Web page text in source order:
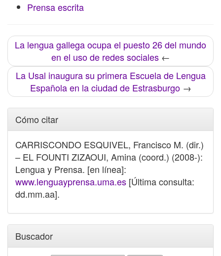
Prensa escrita
La lengua gallega ocupa el puesto 26 del mundo
en el uso de redes sociales←
La Usal inaugura su primera Escuela de Lengua
Española en la ciudad de Estrasburgo→
Cómo citar
CARRISCONDO ESQUIVEL, Francisco M. (dir.)
– EL FOUNTI ZIZAOUI, Amina (coord.) (2008-):
Lengua y Prensa. [en línea]:
www.lenguayprensa.uma.es [Última consulta:
dd.mm.aa].
Buscador